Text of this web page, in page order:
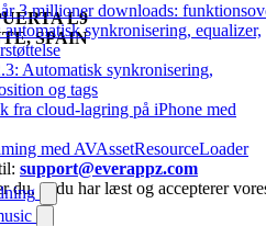
3 millioner downloads:
synkronisering, equalizer,
Automatisk synkronisering,
og tags
fra cloud-lagring på iPhone med
med AVAssetResourceLoader
L9
SPAIN
support@everappz.com
du, at du har læst og accepterer